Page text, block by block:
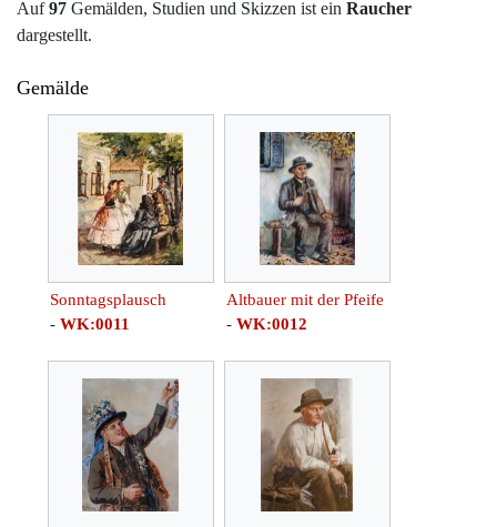
Auf97 Gemälden, Studien und Skizzen ist ein Raucher
dargestellt.
Gemälde
Sonntagsplausch
- WK:0011
Altbauer mit der Pfeife
- WK:0012